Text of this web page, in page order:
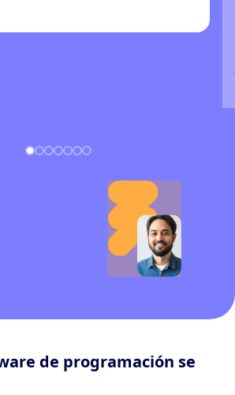
de programación se